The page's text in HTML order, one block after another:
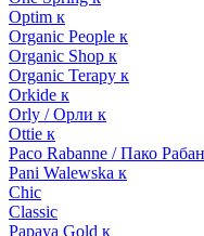
Optim к
Organic People к
Organic Shop к
Organic Terapy к
Orkide к
Orly / Орли к
Ottie к
Paco Rabanne / Пако
Pani Walewska к
Chic
Classic
Papaya Gold к